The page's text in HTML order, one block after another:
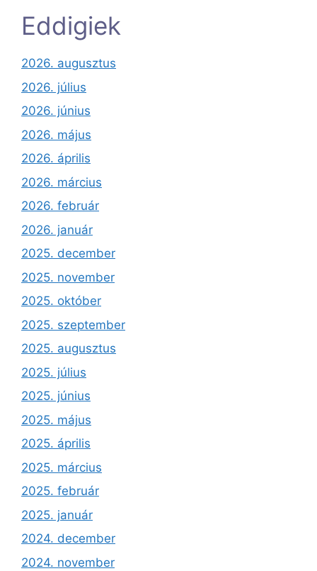
Eddigiek
2026. augusztus
2026. július
2026. június
2026. május
2026. április
2026. március
2026. február
2026. január
2025. december
2025. november
2025. október
2025. szeptember
2025. augusztus
2025. július
2025. június
2025. május
2025. április
2025. március
2025. február
2025. január
2024. december
2024. november